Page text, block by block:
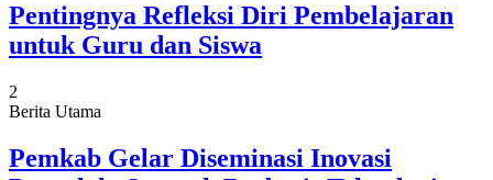
Pentingnya Refleksi Diri Pembelajaran
untuk Guru dan Siswa
2
Berita Utama
Pemkab Gelar Diseminasi Inovasi